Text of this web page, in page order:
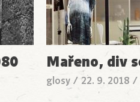
Mařeno, div
glosy /22. 9. 2018 /